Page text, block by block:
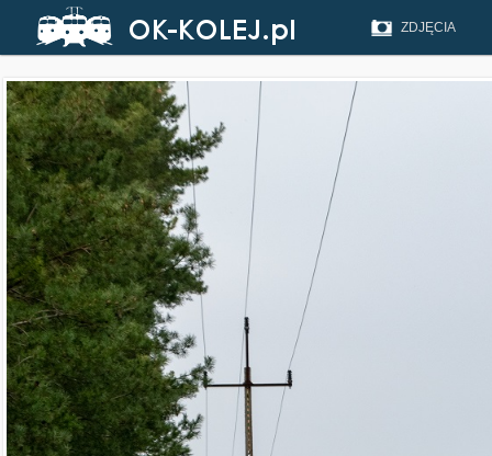
ZDJĘCIA